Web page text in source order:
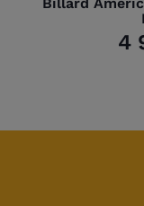
Billard
4